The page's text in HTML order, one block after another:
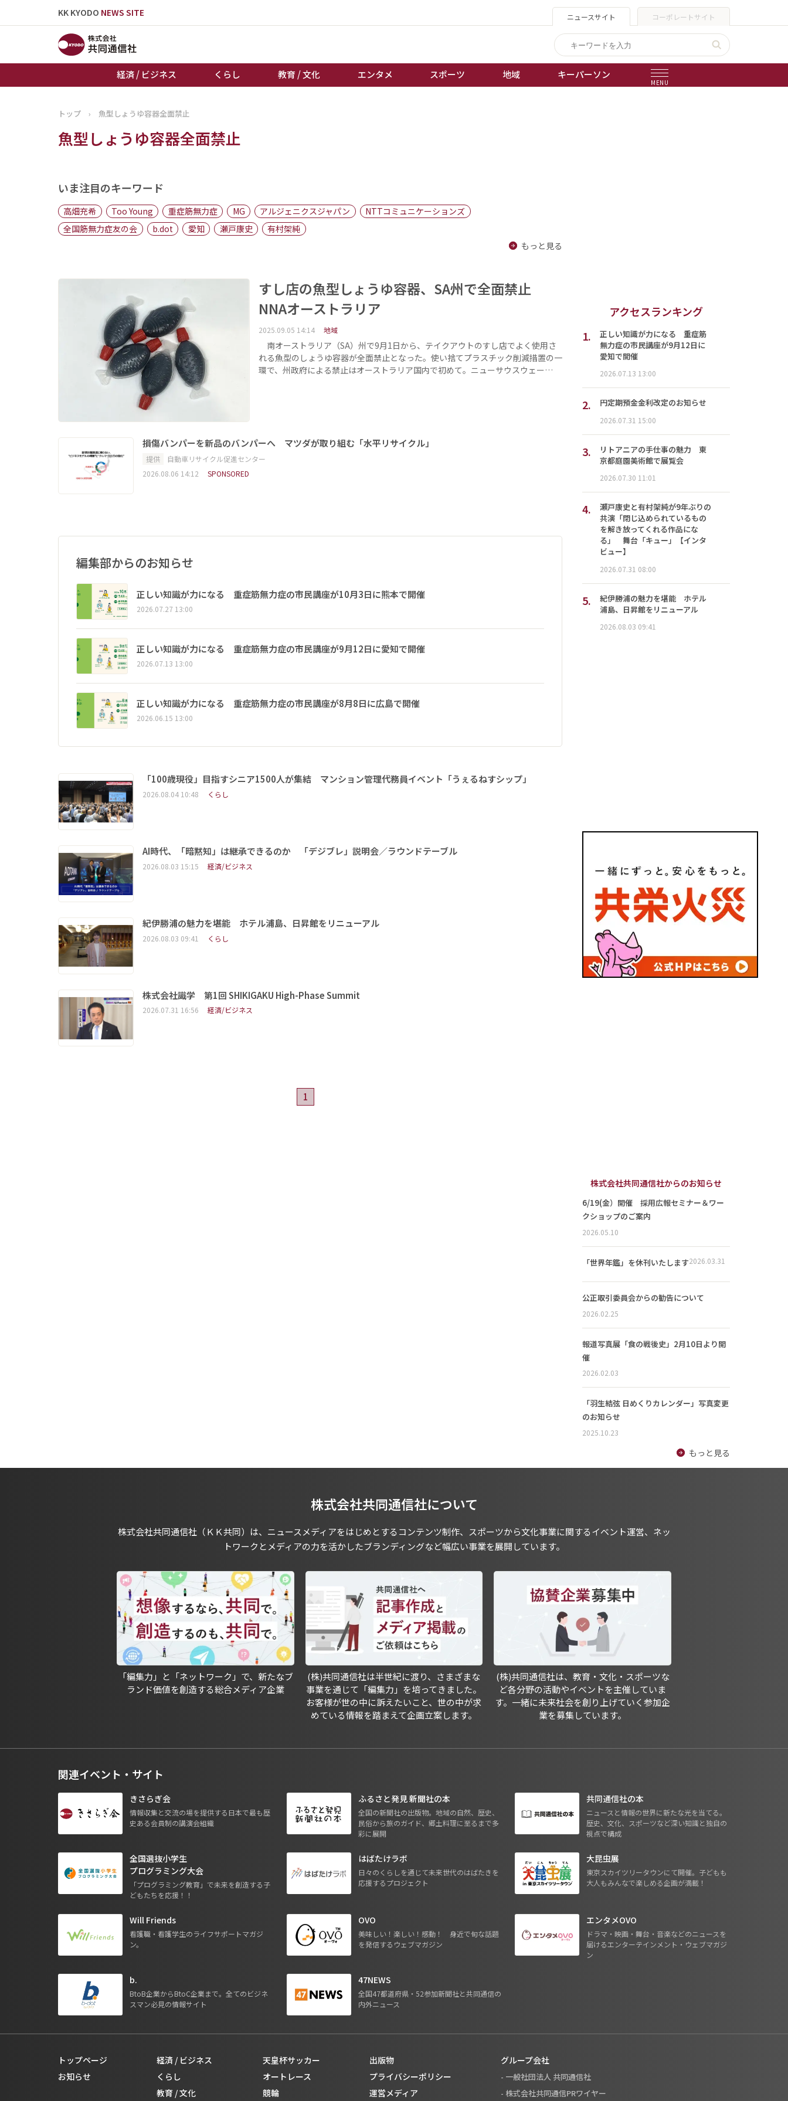
KK KYODO NEWS SITE ニュースサイト コーポレートサイト
経済 / ビジネス くらし 教育 / 文化 エンタメ スポーツ 地域 キーパーソン
MENU
トップページ
お知らせ
地域
キーパーソン
棋王戦
トップ › 魚型しょうゆ容器全面禁止
魚型しょうゆ容器全面禁止
いま注目のキーワード
高畑充希 Too Young 重症筋無力症 MG アルジェニクスジャパン
NTTコミュニケーションズ
全国筋無力症友の会
b.dot 愛知 瀬戸康史
有村架純
もっと見る
すし店の魚型しょうゆ容器、SA州で全面禁止
NNAオーストラリア
2025.09.05 14:14 地域
南オーストラリア（SA）州で9月1日から、テイクアウトのすし店でよく使用さ
れる魚型のしょうゆ容器が全面禁止となった。使い捨てプラスチック削減措置の一
環で、州政府による禁止はオーストラリア国内で初めて。ニューサウスウェー…
損傷バンパーを新品のバンパーへ マツダが取り組む「水平リサイクル」
提供
自動車リサイクル促進センター
2026.08.06 14:12
SPONSORED
編集部からのお知らせ
正しい知識が力になる 重症筋無力症の市民講座が10月3日に熊本で開催
2026.07.27 13:00
正しい知識が力になる 重症筋無力症の市民講座が9月12日に愛知で開催
2026.07.13 13:00
正しい知識が力になる 重症筋無力症の市民講座が8月8日に広島で開催
2026.06.15 13:00
「100歳現役」目指すシニア1500人が集結 マンション管理代務員イベント「うぇるねすシップ」
2026.08.04 10:48 くらし
AI時代、「暗黙知」は継承できるのか 「デジブレ」説明会／ラウンドテーブル
2026.08.03 15:15 経済/ビジネス
紀伊勝浦の魅力を堪能 ホテル浦島、日昇館をリニューアル
2026.08.03 09:41 くらし
株式会社識学 第1回 SHIKIGAKU High-Phase Summit
2026.07.31 16:56 経済/ビジネス
1
アクセスランキング
1.
正しい知識が力になる 重症筋
無力症の市民講座が9月12日に
愛知で開催
2026.07.13 13:00
2. 円定期預金金利改定のお知らせ
2026.07.31 15:00
3.
リトアニアの手仕事の魅力 東
京都庭園美術館で展覧会
2026.07.30 11:01
4.
瀬戸康史と有村架純が9年ぶりの
共演「閉じ込められているもの
を解き放ってくれる作品にな
る」 舞台「キュー」【インタ
ビュー】
2026.07.31 08:00
5.
紀伊勝浦の魅力を堪能 ホテル
浦島、日昇館をリニューアル
2026.08.03 09:41
株式会社共同通信社からのお知らせ
6/19(金）開催 採用広報セミナー＆ワー
クショップのご案内
2026.05.10
「世界年鑑」を休刊いたします2026.03.31
公正取引委員会からの勧告について
2026.02.25
報道写真展「食の戦後史」2月10日より開
催
2026.02.03
「羽生結弦 日めくりカレンダー」写真変更
のお知らせ
2025.10.23
もっと見る
株式会社共同通信社について
株式会社共同通信社（ＫＫ共同）は、ニュースメディアをはじめとするコンテンツ制作、スポーツから文化事業に関するイベント運営、ネッ
トワークとメディアの力を活かしたブランディングなど幅広い事業を展開しています。
「編集力」と「ネットワーク」で、新たなブ
ランド価値を創造する総合メディア企業
(株)共同通信社は半世紀に渡り、さまざまな
事業を通じて「編集力」を培ってきました。
お客様が世の中に訴えたいこと、世の中が求
めている情報を踏まえて企画立案します。
(株)共同通信社は、教育・文化・スポーツな
ど各分野の活動やイベントを主催していま
す。一緒に未来社会を創り上げていく参加企
業を募集しています。
関連イベント・サイト
きさらぎ会
情報収集と交流の場を提供する日本で最も歴
史ある会員制の講演会組織
ふるさと発見 新聞社の本
全国の新聞社の出版物。地域の自然、歴史、
民俗から旅のガイド、郷土料理に至るまで多
彩に展開
共同通信社の本
ニュースと情報の世界に新たな光を当てる。
歴史、文化、スポーツなど深い知識と独自の
視点で構成
全国選抜小学生
プログラミング大会
「プログラミング教育」で未来を創造する子
どもたちを応援！！
はばたけラボ
日々のくらしを通じて未来世代のはばたきを
応援するプロジェクト
大昆虫展
東京スカイツリータウンにて開催。子どもも
大人もみんなで楽しめる企画が満載！
Will Friends
看護職・看護学生のライフサポートマガジ
ン。
OVO
美味しい！楽しい！感動！ 身近で旬な話題
を発信するウェブマガジン
エンタメOVO
ドラマ・映画・舞台・音楽などのニュースを
届けるエンターテインメント・ウェブマガジ
ン
b.
BtoB企業からBtoC企業まで。全てのビジネ
スマン必見の情報サイト
47NEWS
全国47都道府県・52参加新聞社と共同通信の
内外ニュース
トップページ
お知らせ
経済 / ビジネス
くらし
教育 / 文化
天皇杯サッカー
オートレース
競輪
出版物
プライバシーポリシー
運営メディア
グループ会社
- 一般社団法人 共同通信社
- 株式会社共同通信PRワイヤー